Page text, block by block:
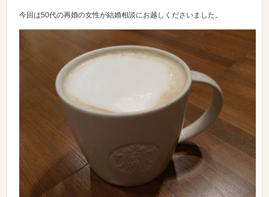
今回は50代の再婚の女性が結婚相談にお越しくださいました。